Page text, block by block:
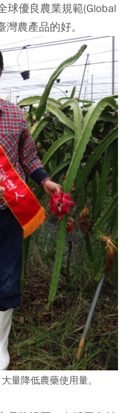
球優良農業規範(Global
農產品的好。
量降低農藥使用量。